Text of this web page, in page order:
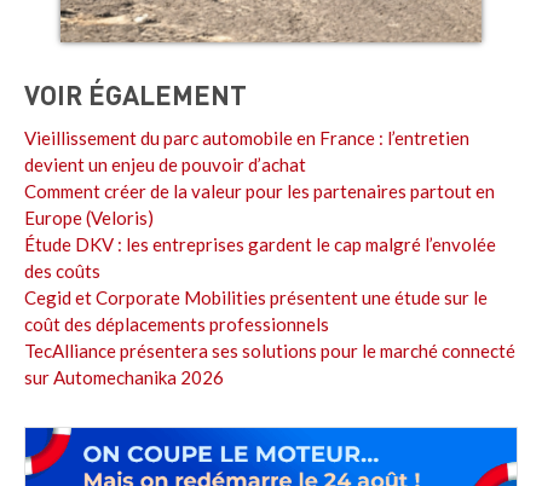
VOIR ÉGALEMENT
Vieillissement du parc automobile en France : l’entretien
devient un enjeu de pouvoir d’achat
Comment créer de la valeur pour les partenaires partout en
Europe (Veloris)
Étude DKV : les entreprises gardent le cap malgré l’envolée
des coûts
Cegid et Corporate Mobilities présentent une étude sur le
coût des déplacements professionnels
TecAlliance présentera ses solutions pour le marché connecté
sur Automechanika 2026